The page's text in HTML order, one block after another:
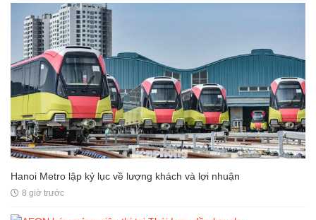
Hanoi Metro lập kỷ lục về lượng khách và lợi nhuận
8 giờ trước